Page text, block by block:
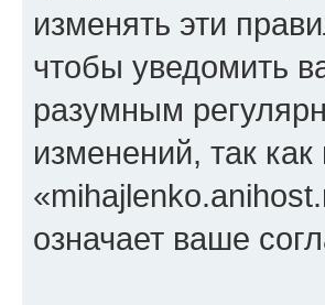
изменять эти
чтобы уведомить
разумным
изменений, так
означает ваше